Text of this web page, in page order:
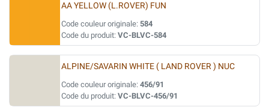
AA YELLOW (L.ROVER) FUN
Code couleur originale: 584
Code du produit: VC-BLVC-584
ALPINE/SAVARIN WHITE ( LAND ROVER ) NUC
Code couleur originale: 456/91
Code du produit: VC-BLVC-456/91